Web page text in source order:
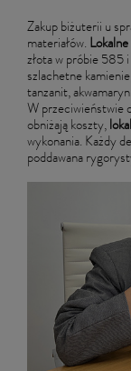
Zakup biżuterii u
materiałów.
złota w próbie 585
szlachetne
tanzanit, akwamaryn.
W przeciwieństwie
obniżają koszty,
wykonania. Każdy
poddawana